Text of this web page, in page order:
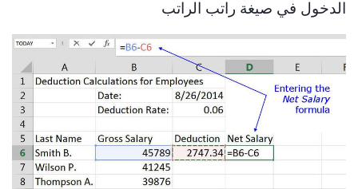
الدخول في صيغة راتب الراتب